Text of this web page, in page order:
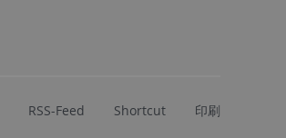
RSS-Feed Shortcut 印刷